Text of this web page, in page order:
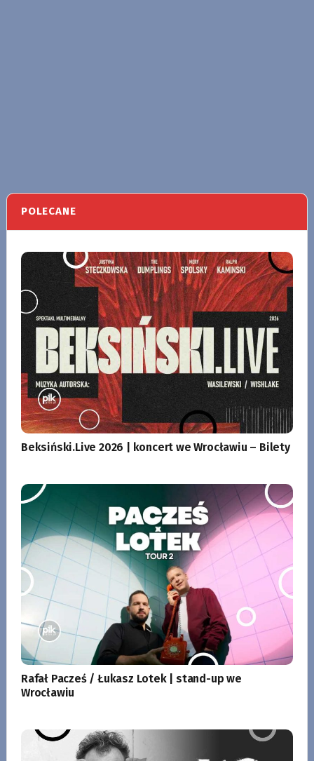
POLECANE
Beksiński.Live 2026 | koncert we Wrocławiu – Bilety
Rafał Pacześ / Łukasz Lotek | stand-up we
Wrocławiu